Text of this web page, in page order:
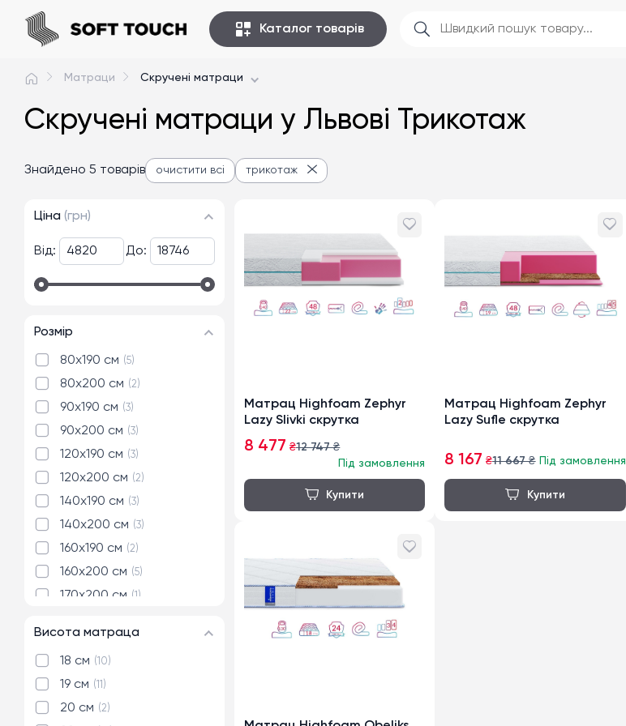
Каталог товарів
Матраци Скручені матраци
Скручені матраци у Львові Трикотаж
Знайдено 5 товарів очистити всі трикотаж
Ціна (грн)
Від: До:
Розмір
80x190 см 5
80x200 см 2
90x190 см 3
90x200 см 3
120x190 см 3
120x200 см 2
140x190 см 3
140x200 см 3
160x190 см 2
160x200 см 5
170x200 см 1
180x200 см
Висота матраца
18 см 10
19 см 11
20 см 2
Матрац Highfoam Zephyr
Lazy Slivki скрутка
8 477 ₴12 747₴
Під замовлення
Матрац Highfoam Zephyr
Lazy Sufle скрутка
8 167 ₴11 667₴ Під замовлення